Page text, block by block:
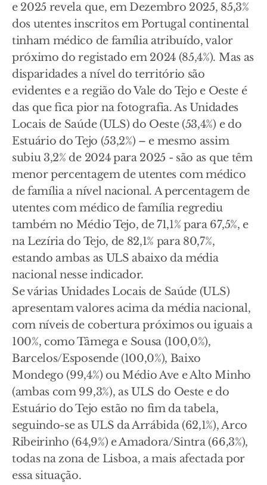
e 2025 revela que, em Dezembro 2025, 85,3%
dos utentes inscritos em Portugal continental
tinham médico de família atribuído, valor
próximo do registado em 2024 (85,4%). Mas as
disparidades a nível do território são
evidentes e a região do Vale do Tejo e Oeste é
das que fica pior na fotografia. As Unidades
Locais de Saúde (ULS) do Oeste (53,4%) e do
Estuário do Tejo (53,2%) – e mesmo assim
subiu 3,2% de 2024 para 2025 - são as que têm
menor percentagem de utentes com médico
de família a nível nacional. A percentagem de
utentes com médico de família regrediu
também no Médio Tejo, de 71,1% para 67,5%, e
na Lezíria do Tejo, de 82,1% para 80,7%,
estando ambas as ULS abaixo da média
nacional nesse indicador.
Se várias Unidades Locais de Saúde (ULS)
apresentam valores acima da média nacional,
com níveis de cobertura próximos ou iguais a
100%, como Tâmega e Sousa (100,0%),
Barcelos/Esposende (100,0%), Baixo
Mondego (99,4%) ou Médio Ave e Alto Minho
(ambas com 99,3%), as ULS do Oeste e do
Estuário do Tejo estão no fim da tabela,
seguindo-se as ULS da Arrábida (62,1%), Arco
Ribeirinho (64,9%) e Amadora/Sintra (66,3%),
todas na zona de Lisboa, a mais afectada por
essa situação.